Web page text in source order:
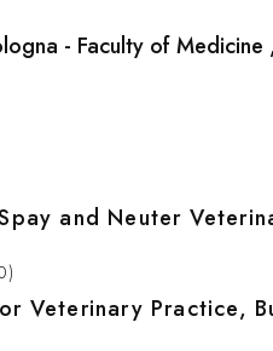
- Faculty of Medicine
and Neuter
Veterinary Practice,